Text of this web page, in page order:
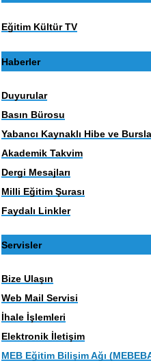
Eğitim Kültür TV
Haberler
Duyurular
Basın Bürosu
Yabancı Kaynaklı Hibe ve
Akademik Takvim
Dergi Mesajları
Milli Eğitim Şurası
Faydalı Linkler
Servisler
Bize Ulaşın
Web Mail Servisi
İhale İşlemleri
Elektronik İletişim
MEB Eğitim Bilişim Ağı